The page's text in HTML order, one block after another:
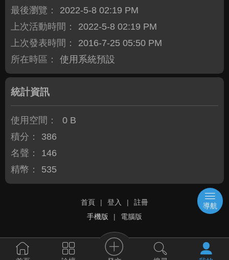
最後瀏覽：
2022-5-8 02:19 PM
上次活動時間：
2022-5-8 02:19 PM
上次發表時間：
2016-7-25 05:50 PM
所在時區：
使用系統預設
統計資訊
使用空間：
0 B
積分：
386
名聲：
146
精幣：
535
首頁 | 登入 |
註冊
手機版
| 電腦版
導航